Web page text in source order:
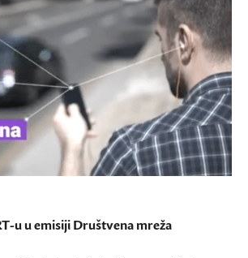
u u emisiji Društvena mreža